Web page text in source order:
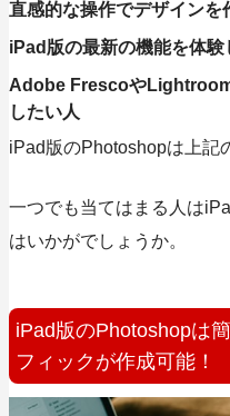
直感的な操作でデザインを
iPad版の最新の機能を体験
Adobe Frescoや
したい人
iPad版のPhotoshopは上記
一つでも当てはまる人は
はいかがでしょうか。
iPad版のPhotoshopは
フィックが作成可能！